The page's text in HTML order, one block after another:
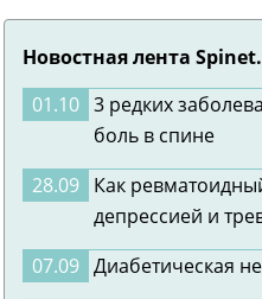
Новостная лента
01.10 3 редких
боль в спине
28.09 Как
депрессией и
07.09 Диабетическая